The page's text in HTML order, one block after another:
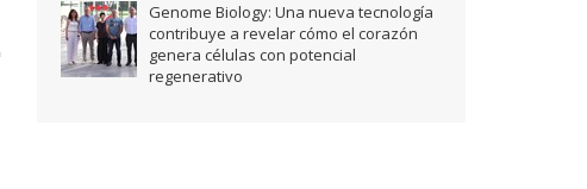
Genome Biology: Una nueva tecnología
contribuye a revelar cómo el corazón
genera células con potencial
regenerativo